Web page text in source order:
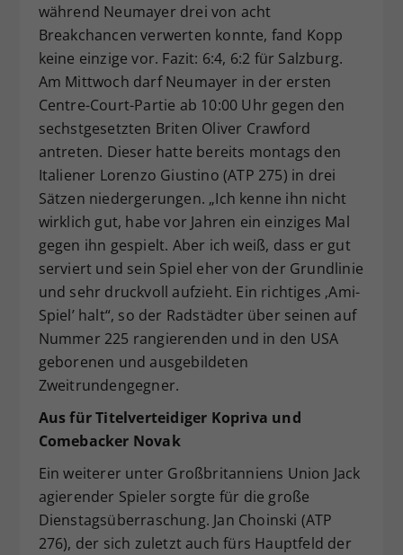
während Neumayer drei von acht
Breakchancen verwerten konnte, fand Kopp
keine einzige vor. Fazit: 6:4, 6:2 für Salzburg.
Am Mittwoch darf Neumayer in der ersten
Centre-Court-Partie ab 10:00 Uhr gegen den
sechstgesetzten Briten Oliver Crawford
antreten. Dieser hatte bereits montags den
Italiener Lorenzo Giustino (ATP 275) in drei
Sätzen niedergerungen. „Ich kenne ihn nicht
wirklich gut, habe vor Jahren ein einziges Mal
gegen ihn gespielt. Aber ich weiß, dass er gut
serviert und sein Spiel eher von der Grundlinie
und sehr druckvoll aufzieht. Ein richtiges ‚Ami-
Spiel’ halt“, so der Radstädter über seinen auf
Nummer 225 rangierenden und in den USA
geborenen und ausgebildeten
Zweitrundengegner.
Aus für Titelverteidiger Kopriva und
Comebacker Novak
Ein weiterer unter Großbritanniens Union Jack
agierender Spieler sorgte für die große
Dienstagsüberraschung. Jan Choinski (ATP
276), der sich zuletzt auch fürs Hauptfeld der